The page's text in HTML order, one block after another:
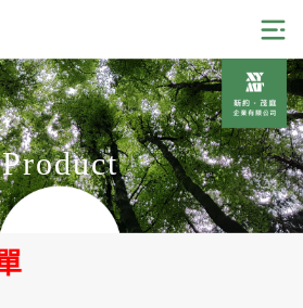
Product